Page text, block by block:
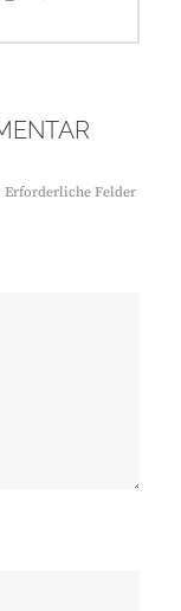
Erforderliche Felder